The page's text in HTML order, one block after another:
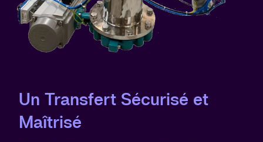
Un Transfert Sécurisé et
Maîtrisé